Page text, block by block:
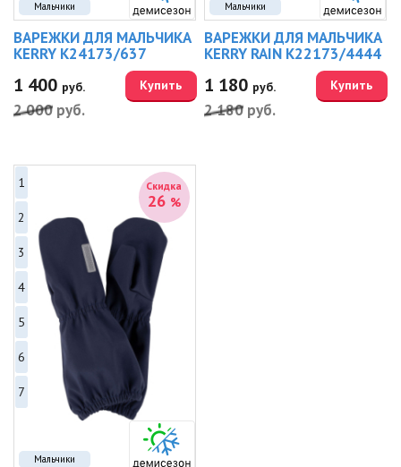
Мальчики
ВАРЕЖКИ ДЛЯ МАЛЬЧИКА
KERRY K24173/637
1 400 руб.
2 000 руб.
Купить
Мальчики
ВАРЕЖКИ ДЛЯ МАЛЬЧИКА
KERRY RAIN K22173/4444
1 180 руб.
2 180 руб.
Купить
Мальчики
Скидка
26 %
1
2
3
4
5
6
7